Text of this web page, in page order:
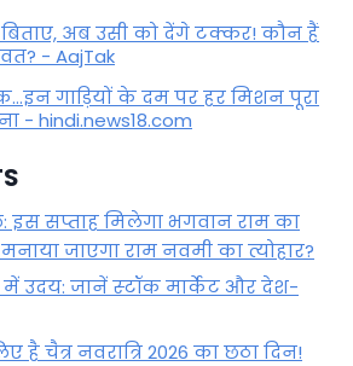
अब उसी को देंगे टक्कर! कौन हैं
- AajTak
गाड़ियों के दम पर हर मिशन पूरा
- hindi.news18.com
इस सप्ताह मिलेगा भगवान राम का
जाएगा राम नवमी का त्योहार?
उदय: जानें स्‍टॉक मार्केट और देश-
है चैत्र नवरात्रि 2026 का छठा दिन!